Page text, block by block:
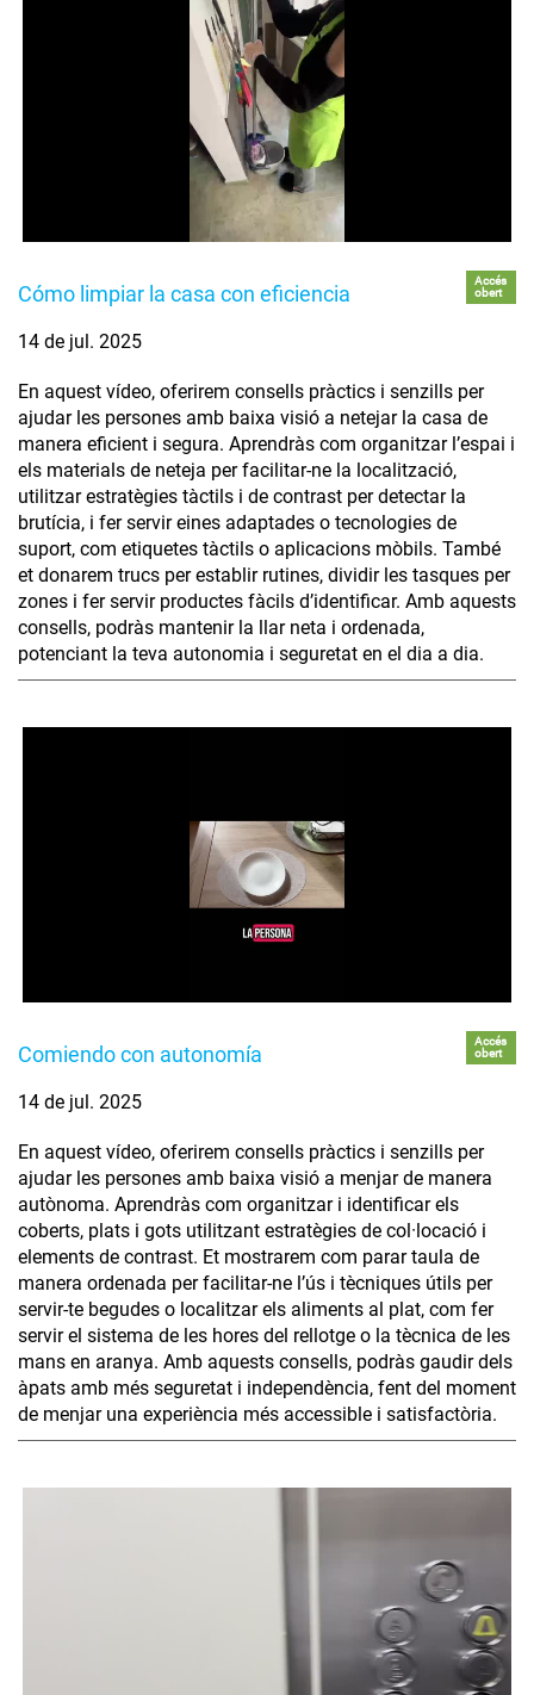
Cómo limpiar la casa con eficiencia
Accés
obert
14 de jul. 2025
En aquest vídeo, oferirem consells pràctics i senzills per
ajudar les persones amb baixa visió a netejar la casa de
manera eficient i segura. Aprendràs com organitzar l’espai i
els materials de neteja per facilitar-ne la localització,
utilitzar estratègies tàctils i de contrast per detectar la
brutícia, i fer servir eines adaptades o tecnologies de
suport, com etiquetes tàctils o aplicacions mòbils. També
et donarem trucs per establir rutines, dividir les tasques per
zones i fer servir productes fàcils d’identificar. Amb aquests
consells, podràs mantenir la llar neta i ordenada,
potenciant la teva autonomia i seguretat en el dia a dia.
Comiendo con autonomía
Accés
obert
14 de jul. 2025
En aquest vídeo, oferirem consells pràctics i senzills per
ajudar les persones amb baixa visió a menjar de manera
autònoma. Aprendràs com organitzar i identificar els
coberts, plats i gots utilitzant estratègies de col·locació i
elements de contrast. Et mostrarem com parar taula de
manera ordenada per facilitar-ne l’ús i tècniques útils per
servir-te begudes o localitzar els aliments al plat, com fer
servir el sistema de les hores del rellotge o la tècnica de les
mans en aranya. Amb aquests consells, podràs gaudir dels
àpats amb més seguretat i independència, fent del moment
de menjar una experiència més accessible i satisfactòria.